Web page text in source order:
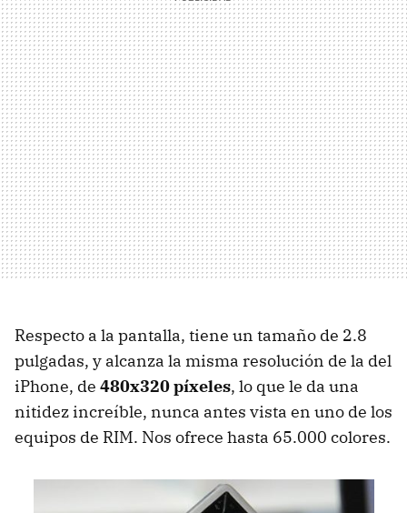
Respecto a la pantalla, tiene un tamaño de 2.8
pulgadas, y alcanza la misma resolución de la del
iPhone, de 480x320 píxeles, lo que le da una
nitidez increíble, nunca antes vista en uno de los
equipos de RIM. Nos ofrece hasta 65.000 colores.